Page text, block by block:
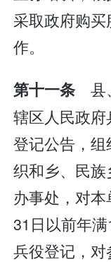
采取政府购
作。
第十一条 县
辖区人民政
登记公告，
织和乡、民
办事处，对
31日以前年
兵役登记，